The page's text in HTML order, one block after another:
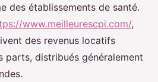
des établissements de santé.
www.meilleurescpi.com/,
des revenus locatifs
parts, distribués généralement